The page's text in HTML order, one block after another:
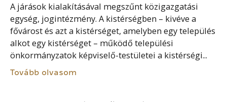
A járások kialakításával megszűnt közigazgatási
egység, jogintézmény. A kistérségben – kivéve a
fővárost és azt a kistérséget, amelyben egy település
alkot egy kistérséget – működő települési
önkormányzatok képviselő-testületei a kistérségi...
Tovább olvasom